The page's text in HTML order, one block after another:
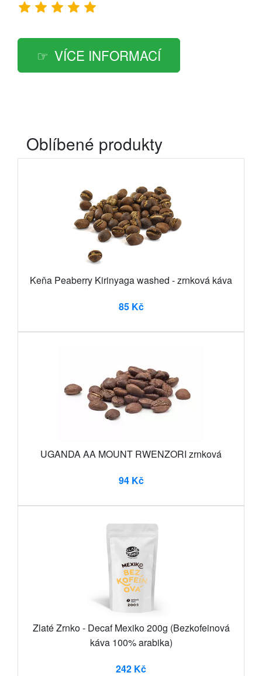
VÍCE INFORMACÍ
Oblíbené produkty
Keňa Peaberry Kirinyaga washed - zrnková káva
85 Kč
UGANDA AA MOUNT RWENZORI zrnková
94 Kč
Zlaté Zrnko - Decaf Mexiko 200g (Bezkofeinová
káva 100% arabika)
242 Kč